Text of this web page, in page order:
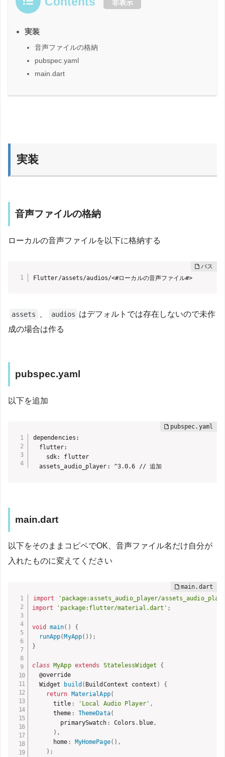
非表示
実装
音声ファイルの格納
pubspec.yaml
main.dart
実装
音声ファイルの格納
ローカルの音声ファイルを以下に格納する
Flutter/assets/audios/<#ローカルの音声ファイル#>
assets audios はデフォルトでは存在しないので未作
成の場合は作る
pubspec.yaml
以下を追加
dependencies:
  flutter:
    sdk: flutter
  assets_audio_player: ^3.0.6 // 追加
main.dart
以下をそのままコピペでOK、音声ファイル名だけ自分が
入れたものに変えてください
import
'package:assets_audio_player/
import
'package:flutter/material.dart' ;
void main( )
{
runApp( MyApp( ) ) ;
}
class MyApp extends StatelessWidget
{
  @override
  Widget
build ( BuildContext context )
{
return
MaterialApp(
      title
: 'Local Audio Player' ,
      theme
: ThemeData(
        primarySwatch
: Colors . blue,
) ,
      home
: MyHomePage( ) ,
) ;